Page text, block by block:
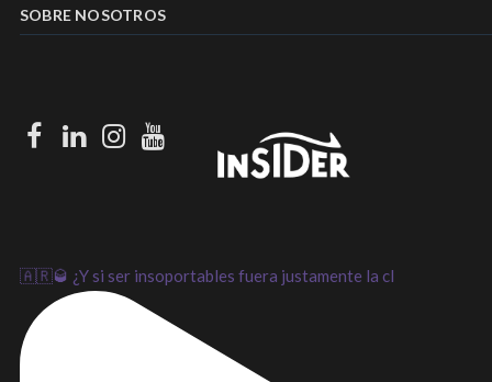
SOBRE NOSOTROS
Facebook
LinkedIn
Instagram
Youtube
🇦🇷🥃 ¿Y si ser insoportables fuera justamente la cl